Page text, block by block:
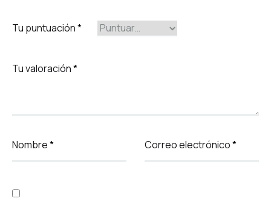
Tu puntuación*
Tu valoración*
Nombre* Correo electrónico*